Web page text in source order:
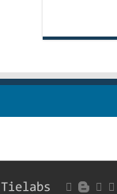
Tielabs